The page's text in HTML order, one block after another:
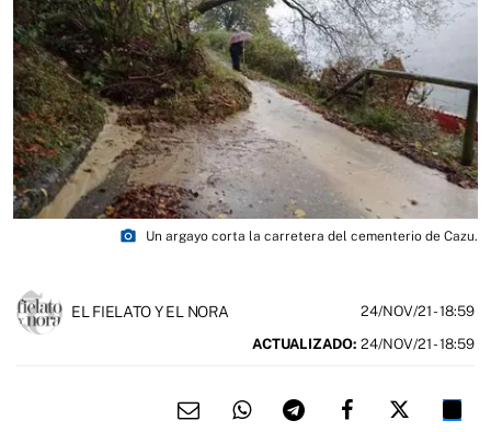
photo_camera Un argayo corta la carretera del cementerio de Cazu.
EL FIELATO Y EL NORA 24/NOV/21- 18:59
ACTUALIZADO: 24/NOV/21 - 18:59